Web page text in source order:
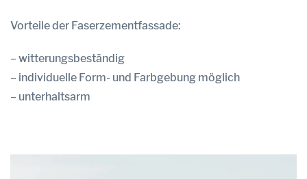
Vorteile der Faserzementfassade:
– witterungsbeständig
– individuelle Form- und Farbgebung möglich
– unterhaltsarm